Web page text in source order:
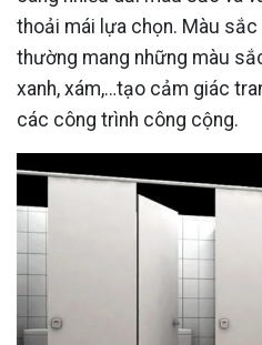
thoải mái lựa chọn. Màu
thường mang những màu
xanh, xám,…tạo cảm giác
các công trình công cộng.